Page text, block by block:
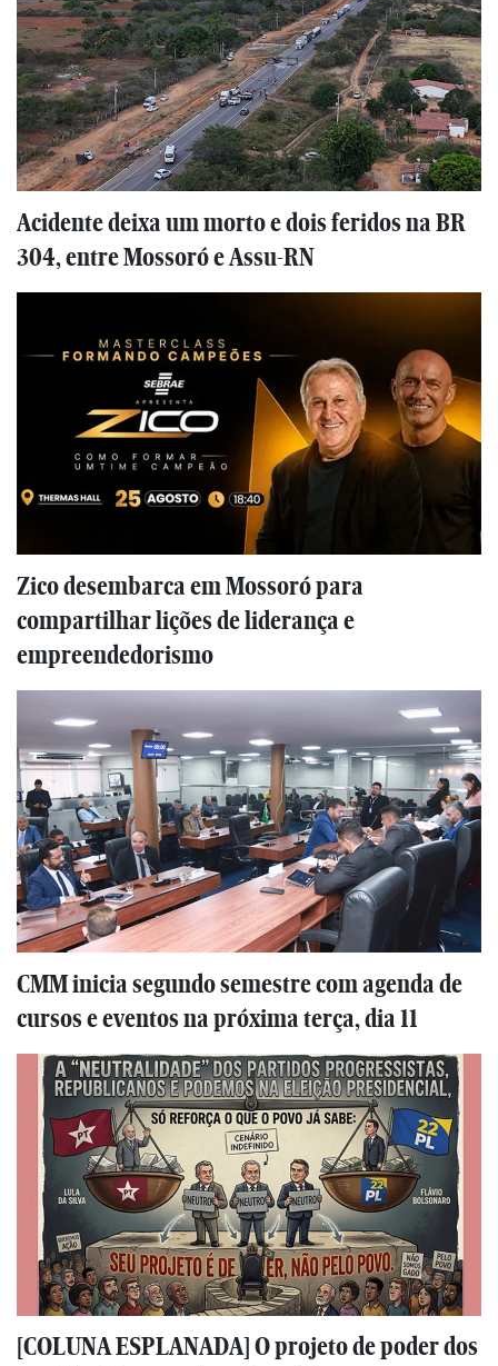
Acidente deixa um morto e dois feridos na BR
304, entre Mossoró e Assu-RN
Zico desembarca em Mossoró para
compartilhar lições de liderança e
empreendedorismo
CMM inicia segundo semestre com agenda de
cursos e eventos na próxima terça, dia 11
[COLUNA ESPLANADA] O projeto de poder dos